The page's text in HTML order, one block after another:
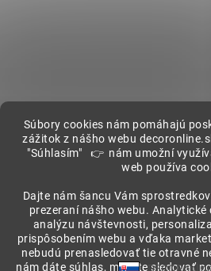
Súbory cookies nám pomáhajú
zážitok z nášho webu
"Súhlasím" 👉 nám umožní
web používa
Dajte nám šancu Vám
prezeraní nášho webu. Analytické
analýzu návštevnosti,
prispôsobením webu a vďaka
nebudú prenasledovať tie otravné
nám dáte súhlas, môžete sledovať
Showroom